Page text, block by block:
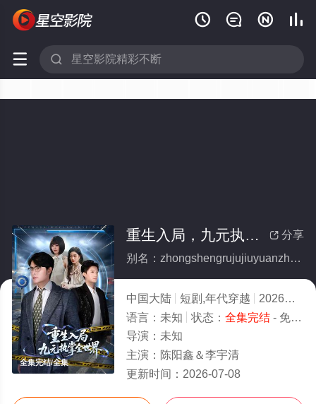
   
 
全集完结/全集
 分享
重生入局，九元执掌全世界(全集)
别名：zhongshengrujujiuyuanzhizhangquanshijie
中国大陆 短剧,年代穿越 2026
6.0
语言： 未知 状态： 全集完结- 免费在线观看
导演： 未知
主演： 陈阳鑫＆李宇清
更新时间： 2026-07-08